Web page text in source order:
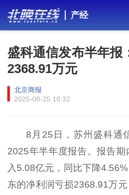
产经
盛科通信发布半年报
2368.91万元
北京商报
2025-08-25 10:32
8月25日，苏州盛科通
2025年半年度报告。报告
入5.08亿元，同比下降
东的净利润亏损2368.91万